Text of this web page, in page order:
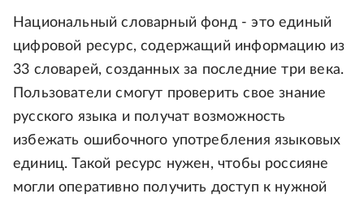
Национальный словарный фонд - это единый
цифровой ресурс, содержащий информацию из
33 словарей, созданных за последние три века.
Пользователи смогут проверить свое знание
русского языка и получат возможность
избежать ошибочного употребления языковых
единиц. Такой ресурс нужен, чтобы россияне
могли оперативно получить доступ к нужной